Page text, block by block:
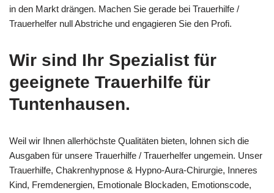
in den Markt drängen. Machen Sie gerade bei Trauerhilfe /
Trauerhelfer null Abstriche und engagieren Sie den Profi.
Wir sind Ihr Spezialist für
geeignete Trauerhilfe für
Tuntenhausen.
Weil wir Ihnen allerhöchste Qualitäten bieten, lohnen sich die
Ausgaben für unsere Trauerhilfe / Trauerhelfer ungemein. Unser
Trauerhilfe, Chakrenhypnose & Hypno-Aura-Chirurgie, Inneres
Kind, Fremdenergien, Emotionale Blockaden, Emotionscode,